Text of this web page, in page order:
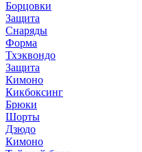
Борцовки
Защита
Снаряды
Форма
Тхэквондо
Защита
Кимоно
Кикбоксинг
Брюки
Шорты
Дзюдо
Кимоно